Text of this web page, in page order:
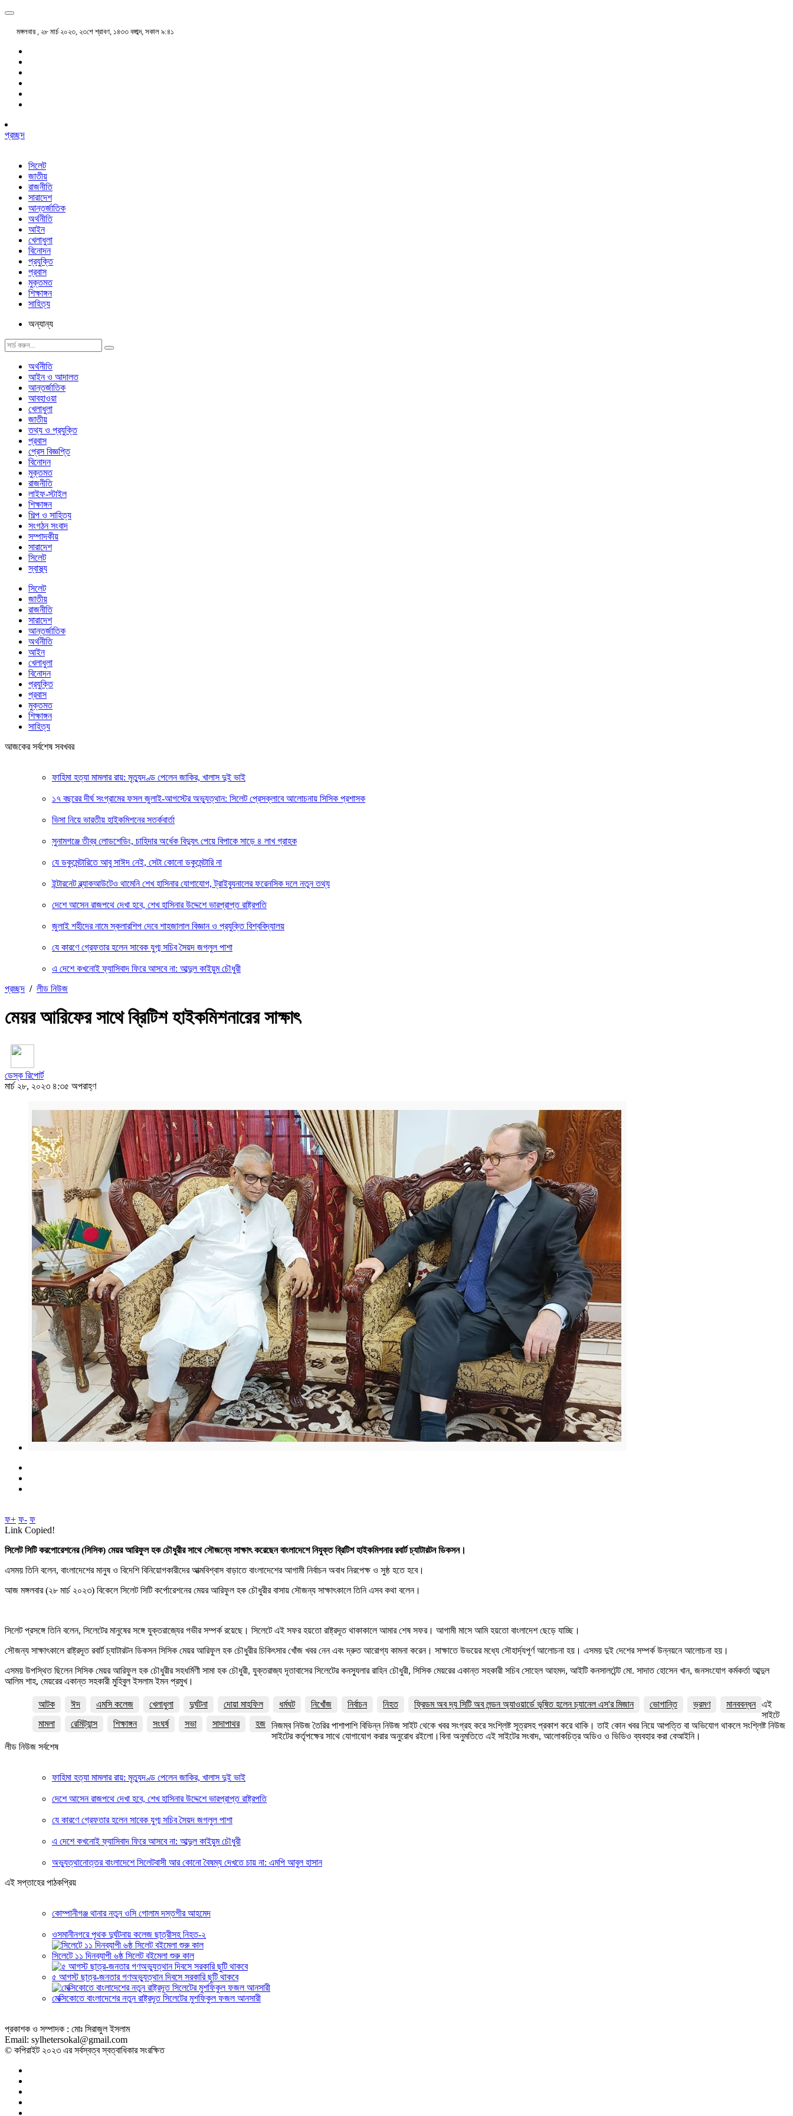
মঙ্গলবার , ২৮ মার্চ ২০২৩, ২৩শে শ্রাবণ, ১৪৩৩ বঙ্গাব্দ, সকাল ৯:৪১
প্রচ্ছদ
সিলেট
জাতীয়
রাজনীতি
সারাদেশ
আন্তর্জাতিক
অর্থনীতি
আইন
খেলাধুলা
বিনোদন
প্রযুক্তি
প্রবাস
মুক্তমত
শিক্ষাঙ্গন
সাহিত্য
অন্যান্য
অর্থনীতি
আইন ও আদালত
আন্তর্জাতিক
আবহাওয়া
খেলাধুলা
জাতীয়
তথ্য ও প্রযুক্তি
প্রবাস
প্রেস বিজ্ঞপ্তি
বিনোদন
মুক্তমত
রাজনীতি
লাইফ-স্টাইল
শিক্ষাঙ্গন
শিল্প ও সাহিত্য
সংগঠন সংবাদ
সম্পাদকীয়
সারাদেশ
সিলেট
স্বাস্থ্য
সিলেট
জাতীয়
রাজনীতি
সারাদেশ
আন্তর্জাতিক
অর্থনীতি
আইন
খেলাধুলা
বিনোদন
প্রযুক্তি
প্রবাস
মুক্তমত
শিক্ষাঙ্গন
সাহিত্য
আজকের সর্বশেষ সবখবর
ফাহিমা হত্যা মামলার রায়: মৃত্যুদণ্ড পেলেন জাকির, খালাস দুই ভাই
১৭ বছরের দীর্ঘ সংগ্রামের ফসল জুলাই-আগস্টের অভ্যুত্থান: সিলেট প্রেসক্লাবে আলোচনায় সিসিক প্রশাসক
ভিসা নিয়ে ভারতীয় হাইকমিশনের সতর্কবার্তা
সুনামগঞ্জে তীব্র লোডশেডিং, চাহিদার অর্ধেক বিদ্যুৎ পেয়ে বিপাকে সাড়ে ৪ লাখ গ্রাহক
যে ডকুমেন্টারিতে আবু সাঈদ নেই, সেটা কোনো ডকুমেন্টারি না
ইন্টারনেট ব্ল্যাকআউটেও থামেনি শেখ হাসিনার যোগাযোগ, ট্রাইব্যুনালের ফরেনসিক দলে নতুন তথ্য
দেশে আসেন রাজপথে দেখা হবে, শেখ হাসিনার উদ্দেশে ভারপ্রাপ্ত রাষ্ট্রপতি
জুলাই শহীদের নামে স্কলারশিপ দেবে শাহজালাল বিজ্ঞান ও প্রযুক্তি বিশ্ববিদ্যালয়
যে কারণে গ্রেফতার হলেন সাবেক যুগ্ম সচিব সৈয়দ জগলুল পাশা
এ দেশে কখনোই ফ্যাসিবাদ ফিরে আসবে না: আব্দুল কাইয়ুম চৌধুরী
প্রচ্ছদ / লীড নিউজ
মেয়র আরিফের সাথে ব্রিটিশ হাইকমিশনারের সাক্ষাৎ
ডেস্ক রিপোর্ট
মার্চ ২৮, ২০২৩ ৪:৩৫ অপরাহ্ণ
ফ+ ফ- ফ
Link Copied!
সিলেট সিটি করপোরেশনের (সিসিক) মেয়র আরিফুল হক চৌধুরীর সাথে সৌজন্যে সাক্ষাৎ করেছেন বাংলাদেশে নিযুক্ত ব্রিটিশ হাইকমিশনার রবার্ট চ্যাটারটন ডিকসন।
এসময় তিনি বলেন, বাংলাদেশের মানুষ ও বিদেশি বিনিয়োগকারীদের আত্মবিশ্বাস বাড়াতে বাংলাদেশের আগামী নির্বাচন অবাধ নিরপেক্ষ ও সুষ্ঠ হতে হবে।
আজ মঙ্গলবার (২৮ মার্চ ২০২৩) বিকেলে সিলেট সিটি কর্পোরেশনের মেয়র আরিফুল হক চৌধুরীর বাসায় সৌজন্য সাক্ষাৎকালে তিনি এসব কথা বলেন।
সিলেট প্রসঙ্গে তিনি বলেন, সিলেটের মানুষের সঙ্গে যুক্তরাজ্যের গভীর সম্পর্ক রয়েছে। সিলেটে এই সফর হয়তো রাষ্ট্রদূত থাকাকালে আমার শেষ সফর। আগামী মাসে আমি হয়তো বাংলাদেশ ছেড়ে যাচ্ছি।
সৌজন্য সাক্ষাৎকালে রাষ্ট্রদূত রবার্ট চ্যাটারটন ডিকসন সিসিক মেয়র আরিফুল হক চৌধুরীর চিকিৎসার খোঁজ খবর নেন এবং দ্রুত আরোগ্য কামনা করেন। সাক্ষাতে উভয়ের মধ্যে সৌহার্দ্যপূর্ণ আলোচনা হয়। এসময় দুই দেশের সম্পর্ক উন্নয়নে আলোচনা হয়।
এসময় উপস্থিত ছিলেন সিসিক মেয়র আরিফুল হক চৌধুরীর সহধর্মিণী সামা হক চৌধুরী, যুক্তরাজ্য দূতাবাসের সিলেটের কনস্যুলার রাহিন চৌধুরী, সিসিক মেয়রের একান্ত সহকারী সচিব সোহেল আহমদ, আইটি কনসালটেন্ট মো. সাদাত হোসেন খান, জনসংযোগ কর্মকর্তা আব্দুল
আলিম শাহ, মেয়রের একান্ত সহকারী মুহিবুল ইসলাম ইমন প্রমুখ।
আটক ঈদ এমসি কলেজ খেলাধুলা দুর্ঘটনা দোয়া মাহফিল ধর্মঘট নিখোঁজ নির্বাচন নিহত ফ্রিডম অব দ্য সিটি অব লন্ডন অ্যাওয়ার্ডে ভূষিত হলেন চ্যানেল এস'র মিজান ভোগান্তি ভ্রমণ
মানববন্ধন
মামলা
রেমিট্যান্স শিক্ষাঙ্গন সংঘর্ষ সভা সাদাপাথর হজ
এই
সাইটে
নিজম্ব নিউজ তৈরির পাশাপাশি বিভিন্ন নিউজ সাইট থেকে খবর সংগ্রহ করে সংশ্লিষ্ট সূত্রসহ প্রকাশ করে থাকি। তাই কোন খবর নিয়ে আপত্তি বা অভিযোগ থাকলে সংশ্লিষ্ট নিউজ
সাইটের কর্তৃপক্ষের সাথে যোগাযোগ করার অনুরোধ রইলো।বিনা অনুমতিতে এই সাইটের সংবাদ, আলোকচিত্র অডিও ও ভিডিও ব্যবহার করা বেআইনি।
লীড নিউজ সর্বশেষ
ফাহিমা হত্যা মামলার রায়: মৃত্যুদণ্ড পেলেন জাকির, খালাস দুই ভাই
দেশে আসেন রাজপথে দেখা হবে, শেখ হাসিনার উদ্দেশে ভারপ্রাপ্ত রাষ্ট্রপতি
যে কারণে গ্রেফতার হলেন সাবেক যুগ্ম সচিব সৈয়দ জগলুল পাশা
এ দেশে কখনোই ফ্যাসিবাদ ফিরে আসবে না: আব্দুল কাইয়ুম চৌধুরী
অভ্যুত্থানোত্তর বাংলাদেশে সিলেটবাসী আর কোনো বৈষম্য দেখতে চায় না: এমপি আবুল হাসান
এই সপ্তাহের পাঠকপ্রিয়
কোম্পানীগঞ্জ থানার নতুন ওসি গোলাম দস্তগীর আহমেদ
ওসমানীনগরে পৃথক দুর্ঘটনায় কলেজ ছাত্রীসহ নিহত-২
সিলেটে ১১ দিনব্যাপী ৬ষ্ঠ সিলেট বইমেলা শুরু কাল
৫ আগস্ট ছাত্র-জনতার গণঅভ্যুত্থান দিবসে সরকারি ছুটি থাকবে
মেক্সিকোতে বাংলাদেশের নতুন রাষ্ট্রদূত সিলেটের মুশফিকুল ফজল আনসারী
প্রকাশক ও সম্পাদক : মোঃ সিরাজুল ইসলাম
Email: sylhetersokal@gmail.com
© কপিরাইট ২০২৩ এর সর্বস্বত্ব স্বত্বাধিকার সংরক্ষিত